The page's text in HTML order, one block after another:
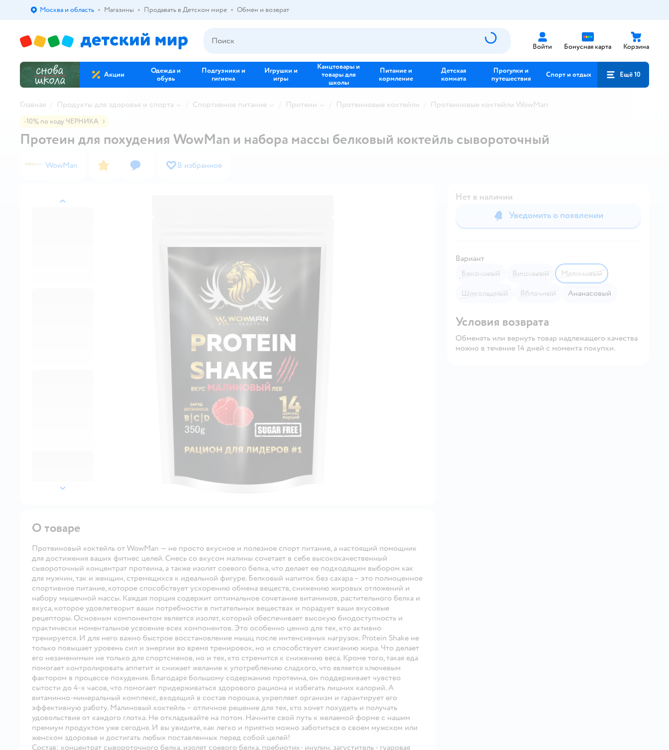
Выбор адреса доставки.
Москва и область Магазины Продавать в Детском мире Обмен и возврат
Войти Бонусная карта Корзина
Акции
Одежда и
обувь
Подгузники и
гигиена
Игрушки и
игры
Канцтовары и
товары для
школы
Питание и
кормление
Детская
комната
Прогулки и
путешествия
Спорт и отдых Ещё 10
Главная Продукты для здоровья и спорта Спортивное питание Протеин Протеиновые коктейли Протеиновые коктейли WowMan
назад
далее
-10% по коду ЧЕРНИКА
Протеин для похудения WowMan и набора массы белковый коктейль сывороточный
WowMan В избранное
Нет в наличии
Уведомить о появлении
Вариант
Банановый
Вишневый
Малиновый
Шоколадный
Яблочный Ананасовый
Условия возврата
Обменять или вернуть товар надлежащего качества
можно в течение 14 дней с момента покупки.
О товаре
Протеиновый коктейль от WowMan — не просто вкусное и полезное спорт питание, а настоящий помощник
для достижения ваших фитнес целей. Смесь со вкусом малины сочетает в себе высококачественный
сывороточный концентрат протеина, а также изолят соевого белка, что делает ее подходящим выбором как
для мужчин, так и женщин, стремящихся к идеальной фигуре. Белковый напиток без сахара – это полноценное
спортивное питание, которое способствует ускорению обмена веществ, снижению жировых отложений и
набору мышечной массы. Каждая порция содержит оптимальное сочетание витаминов, растительного белка и
вкуса, которое удовлетворит ваши потребности в питательных веществах и порадует ваши вкусовые
рецепторы. Основным компонентом является изолят, который обеспечивает высокую биодоступность и
практически моментальное усвоение всех компонентов. Это особенно ценно для тех, кто активно
тренируется. И для него важно быстрое восстановление мышц после интенсивных нагрузок. Protein Shake не
только повышает уровень сил и энергии во время тренировок, но и способствует сжиганию жира. Что делает
его незаменимым не только для спортсменов, но и тех, кто стремится к снижению веса. Кроме того, такая еда
помогает контролировать аппетит и снижает желание к употреблению сладкого, что является ключевым
фактором в процессе похудения. Благодаря большому содержанию протеина, он поддерживает чувство
сытости до 4-х часов, что помогает придерживаться здорового рациона и избегать лишних калорий. А
витаминно-минеральный комплекс, входящий в состав порошка, укрепляет организм и гарантирует его
эффективную работу. Малиновый коктейль – отличное решение для тех, кто хочет похудеть и получать
удовольствие от каждого глотка. Не откладывайте на потом. Начните свой путь к желаемой форме с нашим
премиум продуктом уже сегодня. И вы увидите, как легко и приятно можно заботиться о своем мужском или
женском здоровье и достигать любых поставленных перед собой целей!
Состав: концентрат сывороточного белка, изолят соевого белка, пребиотик- инулин, загуститель - гуаровая